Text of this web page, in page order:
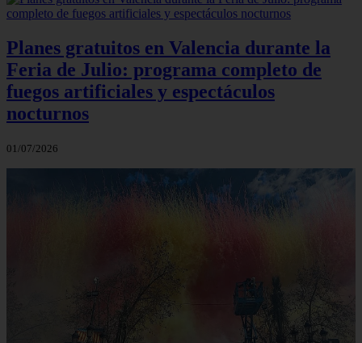
Planes gratuitos en Valencia durante la
Feria de Julio: programa completo de
fuegos artificiales y espectáculos
nocturnos
01/07/2026